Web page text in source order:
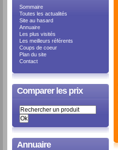
Sommaire
Toutes les actualités
Site au hasard
Annuaire
Les plus visités
Les meilleurs référents
Coups de coeur
Plan du site
Contact
Comparer les prix
Annuaire